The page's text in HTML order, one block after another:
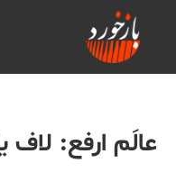
عالَم ارفع: لاف